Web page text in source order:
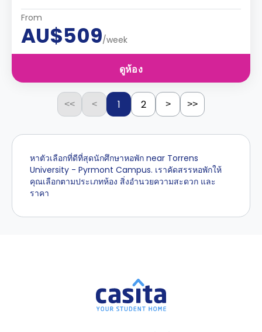
From
AU$509/week
ดูห้อง
<< < 1 2 > >>
หาตัวเลือกที่ดีที่สุดนักศึกษาหอพัก near Torrens
University - Pyrmont Campus. เราคัดสรรหอพักให้
คุณเลือกตามประเภทห้อง สิ่งอำนวยความสะดวก และ
ราคา